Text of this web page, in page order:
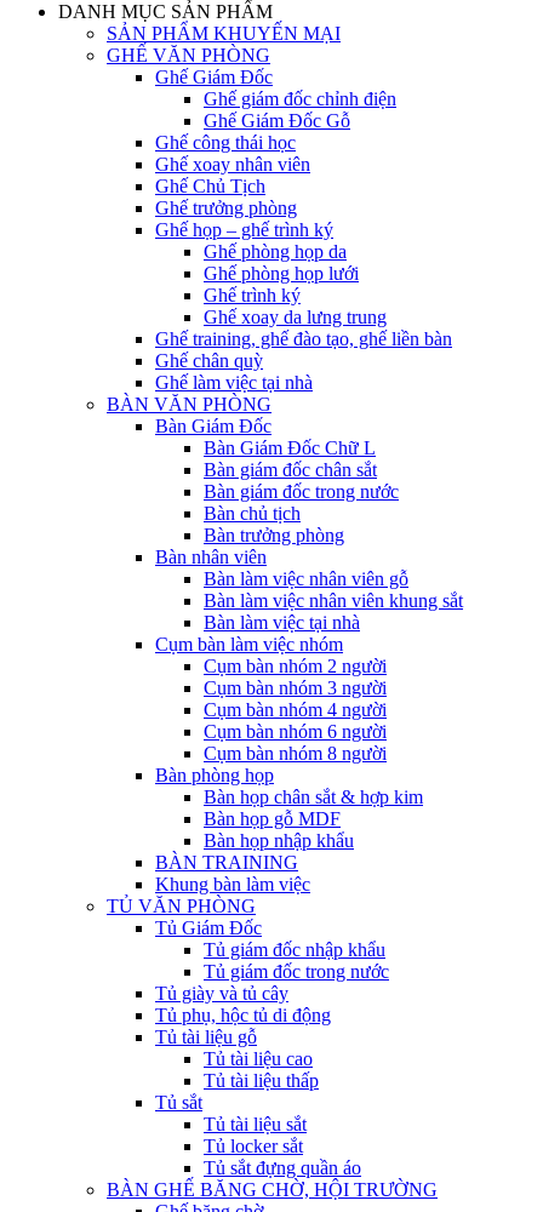
DANH MỤC SẢN PHẨM
SẢN PHẨM KHUYẾN MẠI
GHẾ VĂN PHÒNG
Ghế Giám Đốc
Ghế giám đốc chỉnh điện
Ghế Giám Đốc Gỗ
Ghế công thái học
Ghế xoay nhân viên
Ghế Chủ Tịch
Ghế trưởng phòng
Ghế họp – ghế trình ký
Ghế phòng họp da
Ghế phòng họp lưới
Ghế trình ký
Ghế xoay da lưng trung
Ghế training, ghế đào tạo, ghế liền bàn
Ghế chân quỳ
Ghế làm việc tại nhà
BÀN VĂN PHÒNG
Bàn Giám Đốc
Bàn Giám Đốc Chữ L
Bàn giám đốc chân sắt
Bàn giám đốc trong nước
Bàn chủ tịch
Bàn trưởng phòng
Bàn nhân viên
Bàn làm việc nhân viên gỗ
Bàn làm việc nhân viên khung sắt
Bàn làm việc tại nhà
Cụm bàn làm việc nhóm
Cụm bàn nhóm 2 người
Cụm bàn nhóm 3 người
Cụm bàn nhóm 4 người
Cụm bàn nhóm 6 người
Cụm bàn nhóm 8 người
Bàn phòng họp
Bàn họp chân sắt & hợp kim
Bàn họp gỗ MDF
Bàn họp nhập khẩu
BÀN TRAINING
Khung bàn làm việc
TỦ VĂN PHÒNG
Tủ Giám Đốc
Tủ giám đốc nhập khẩu
Tủ giám đốc trong nước
Tủ giày và tủ cây
Tủ phụ, hộc tủ di động
Tủ tài liệu gỗ
Tủ tài liệu cao
Tủ tài liệu thấp
Tủ sắt
Tủ tài liệu sắt
Tủ locker sắt
Tủ sắt đựng quần áo
BÀN GHẾ BĂNG CHỜ, HỘI TRƯỜNG